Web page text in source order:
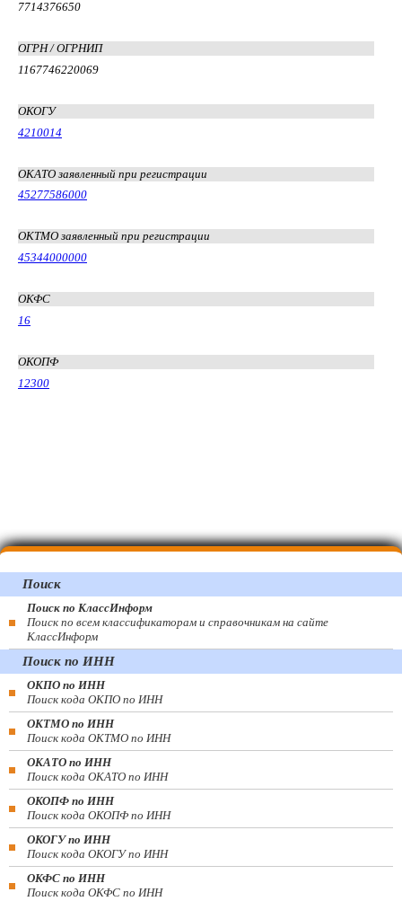
7714376650
ОГРН / ОГРНИП
1167746220069
ОКОГУ
4210014
ОКАТО заявленный при регистрации
45277586000
ОКТМО заявленный при регистрации
45344000000
ОКФС
16
ОКОПФ
12300
Поиск
Поиск по КлассИнформ
Поиск по всем классификаторам и справочникам на сайте
КлассИнформ
Поиск по ИНН
ОКПО по ИНН
Поиск кода ОКПО по ИНН
ОКТМО по ИНН
Поиск кода ОКТМО по ИНН
ОКАТО по ИНН
Поиск кода ОКАТО по ИНН
ОКОПФ по ИНН
Поиск кода ОКОПФ по ИНН
ОКОГУ по ИНН
Поиск кода ОКОГУ по ИНН
ОКФС по ИНН
Поиск кода ОКФС по ИНН